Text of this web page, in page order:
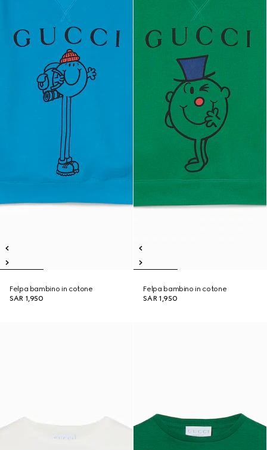
Felpa bambino in cotone
SAR 1,950
Felpa bambino in cotone
SAR 1,950